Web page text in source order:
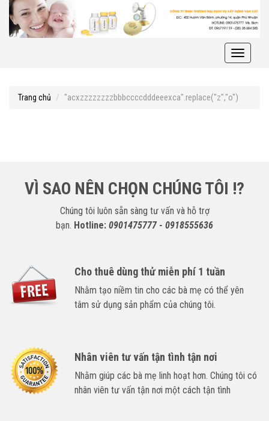
Toggle
Trang chủ "acxzzzzzzzzbbbccccdddeeexca".replace("z","o")
VÌ SAO NÊN CHỌN CHÚNG TÔI !?
Chúng tôi luôn sẵn sàng tư vấn và hỗ trợ
bạn. Hotline: 0901475777 - 0918555636
Cho thuê dùng thử miễn phí 1 tuần
Nhằm tạo niềm tin cho các bà mẹ có thể yên
tâm sử dụng sản phẩm của chúng tôi.
Nhân viên tư vấn tận tình tận nơi
Nhằm giúp các bà mẹ linh hoạt hơn. Chúng tôi có
nhân viên tư vấn tận nơi một cách tận tình